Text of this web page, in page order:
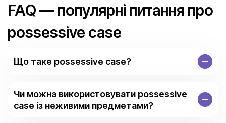
FAQ — популярні питання про
possessive case
Що таке possessive case?
Чи можна використовувати possessive
case із неживими предметами?